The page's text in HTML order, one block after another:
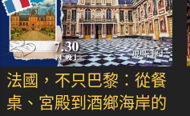
法國，不只巴黎：從餐
桌、宮殿到酒鄉海岸的